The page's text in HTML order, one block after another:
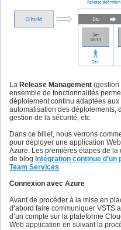
La Release Management (gestion
ensemble de fonctionnalités
déploiement continu adaptées
automatisation des déploiements,
gestion de la sécurité, etc.
Dans ce billet, nous verrons
pour déployer une application
Azure. Les premières étapes de
de blog Intégration continue
Team Services
Connexion avec Azure
Avant de procéder à la mise en
d’abord faire communiquer VSTS
d’un compte sur la plateforme
Web application en suivant la